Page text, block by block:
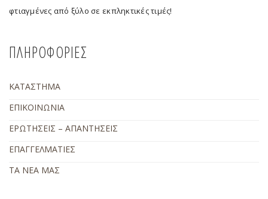
φτιαγμένες από ξύλο σε εκπληκτικές τιμές!
ΠΛΗΡΟΦΟΡΙΕΣ
ΚΑΤΑΣΤΗΜΑ
ΕΠΙΚΟΙΝΩΝΙΑ
ΕΡΩΤΗΣΕΙΣ – ΑΠΑΝΤΗΣΕΙΣ
ΕΠΑΓΓΕΛΜΑΤΙΕΣ
ΤΑ ΝΕΑ ΜΑΣ